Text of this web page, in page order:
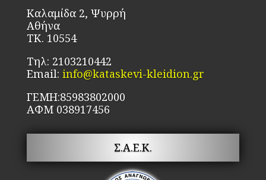
Καλαμίδα 2, Ψυρρή
Αθήνα
ΤΚ. 10554
Τηλ: 2103210442
Email: info@kataskevi-kleidion.gr
ΓΕΜΗ:85983802000
ΑΦΜ 038917456
Σ.Α.Ε.Κ.